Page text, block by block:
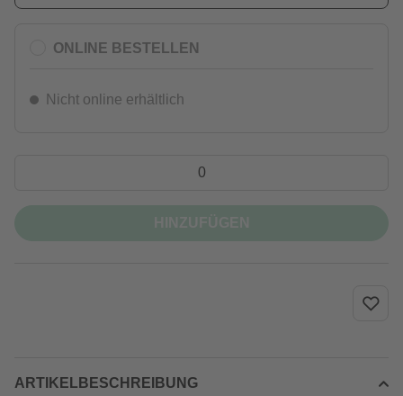
ONLINE BESTELLEN
Nicht online erhältlich
ARTIKELBESCHREIBUNG